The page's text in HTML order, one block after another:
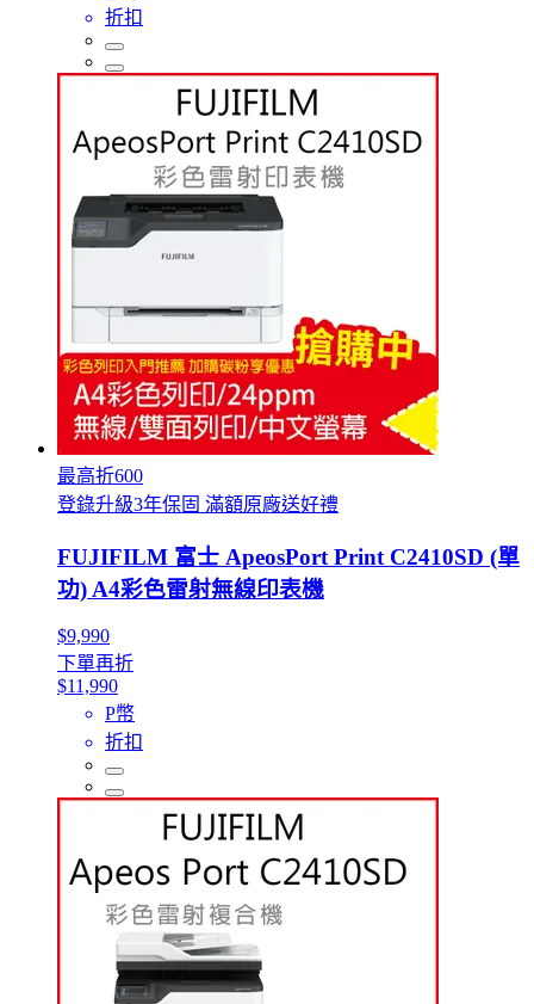
折扣
最高折600
登錄升級3年保固 滿額原廠送好禮
FUJIFILM 富士 ApeosPort Print C2410SD (單
功) A4彩色雷射無線印表機
$9,990
下單再折
$11,990
P幣
折扣